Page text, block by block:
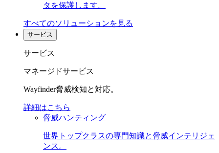
タを保護します。
すべてのソリューションを見る
サービス
サービス
マネージドサービス
Wayfinder脅威検知と対応。
詳細はこちら
脅威ハンティング
世界トップクラスの専門知識と脅威インテリジェ
ンス。